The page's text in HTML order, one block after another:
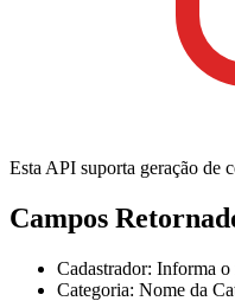
Esta API suporta geração de
Campos
Cadastrador: Informa o
Categoria: Nome da